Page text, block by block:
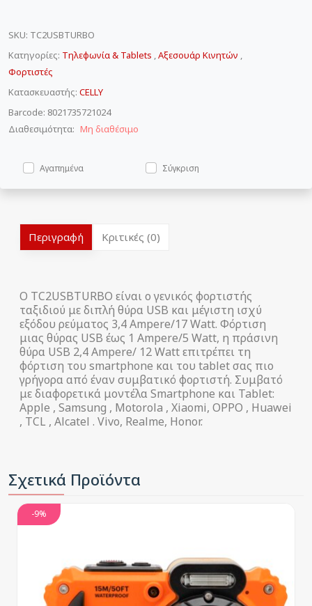
SKU: TC2USBTURBO
Κατηγορίες: Τηλεφωνία & Tablets ,Αξεσουάρ Κινητών ,
Φορτιστές
Κατασκευαστής: CELLY
Barcode: 8021735721024
Διαθεσιμότητα: Μη διαθέσιμο
Αγαπημένα Σύγκριση
Περιγραφή Κριτικές (0)
Ο TC2USBTURBO είναι ο γενικός φορτιστής
ταξιδιού με διπλή θύρα USB και μέγιστη ισχύ
εξόδου ρεύματος 3,4 Ampere/17 Watt. Φόρτιση
μιας θύρας USB έως 1 Ampere/5 Watt, η πράσινη
θύρα USB 2,4 Ampere/ 12 Watt επιτρέπει τη
φόρτιση του smartphone και του tablet σας πιο
γρήγορα από έναν συμβατικό φορτιστή. Συμβατό
με διαφορετικά μοντέλα Smartphone και Tablet:
Apple , Samsung , Motorola , Xiaomi, OPPO , Huawei
, TCL , Alcatel . Vivo, Realme, Honor.
Σχετικά Προϊόντα
-9%